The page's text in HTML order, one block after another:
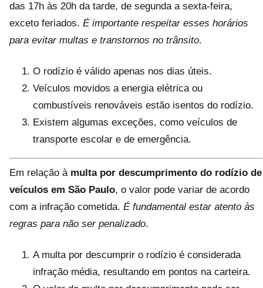
das 17h às 20h da tarde, de segunda a sexta-feira,
exceto feriados. É importante respeitar esses horários
para evitar multas e transtornos no trânsito.
O rodízio é válido apenas nos dias úteis.
Veículos movidos a energia elétrica ou
combustíveis renováveis estão isentos do rodízio.
Existem algumas exceções, como veículos de
transporte escolar e de emergência.
Em relação à multa por descumprimento do rodízio de
veículos em São Paulo, o valor pode variar de acordo
com a infração cometida. É fundamental estar atento às
regras para não ser penalizado.
A multa por descumprir o rodízio é considerada
infração média, resultando em pontos na carteira.